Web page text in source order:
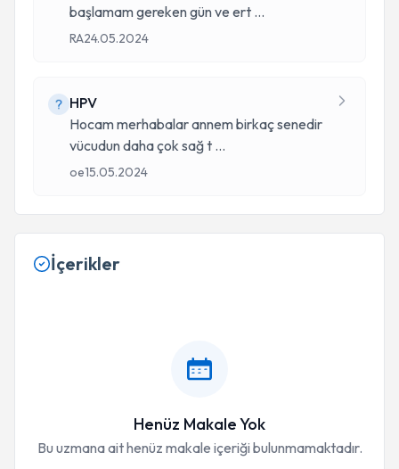
başlamam gereken gün ve ert ...
RA24.05.2024
HPV
Hocam merhabalar annem birkaç senedir
vücudun daha çok sağ t ...
oe15.05.2024
İçerikler
Henüz Makale Yok
Bu uzmana ait henüz makale içeriği bulunmamaktadır.